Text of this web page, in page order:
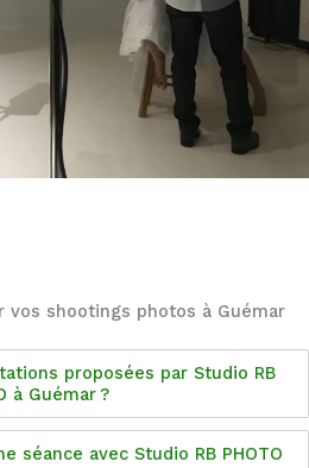
vos shootings photos à Guémar
proposées par Studio RB
à Guémar ?
séance avec Studio RB PHOTO